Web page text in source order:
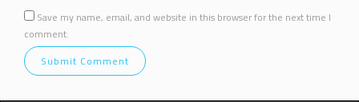
Save my name, email, and website in this browser for the next time I
comment.